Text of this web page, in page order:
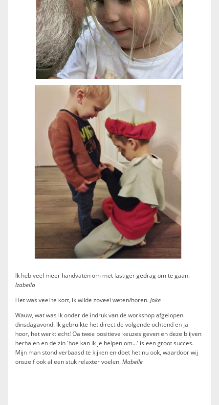
Ik heb veel meer handvaten om met lastiger gedrag om te gaan.
Izabella
Het was veel te kort, ik wilde zoveel weten/horen.Joke
Wauw, wat was ik onder de indruk van de workshop afgelopen
dinsdagavond. Ik gebruikte het direct de volgende ochtend en ja
hoor, het werkt echt! Oa twee positieve keuzes geven en deze blijven
herhalen en de zin 'hoe kan ik je helpen om...' is een groot succes.
Mijn man stond verbaasd te kijken en doet het nu ook, waardoor wij
onszelf ook al een stuk relaxter voelen.Mabelle